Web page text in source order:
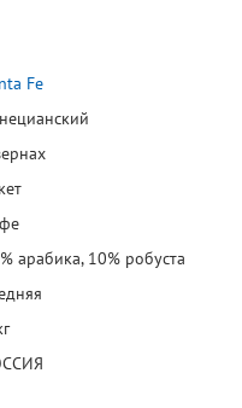
Fe
арабика, 10% робуста